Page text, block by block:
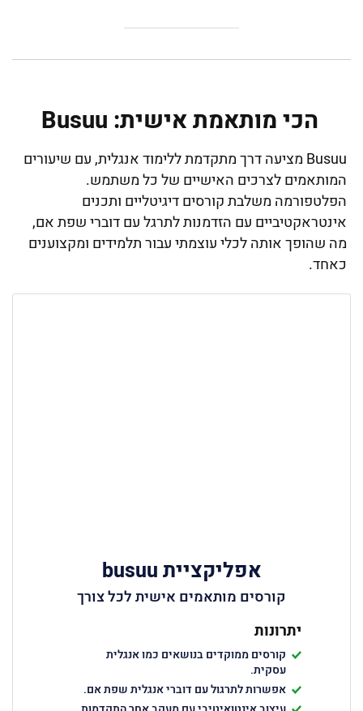
הכי מותאמת אישית: Busuu
Busuu מציעה דרך מתקדמת ללימוד אנגלית, עם שיעורים
המותאמים לצרכים האישיים של כל משתמש.
הפלטפורמה משלבת קורסים דיגיטליים ותכנים
אינטראקטיביים עם הזדמנות לתרגל עם דוברי שפת אם,
מה שהופך אותה לכלי עוצמתי עבור תלמידים ומקצוענים
כאחד.
אפליקציית busuu
קורסים מותאמים אישית לכל צורך
יתרונות
קורסים ממוקדים בנושאים כמו אנגלית
עסקית.
אפשרות לתרגול עם דוברי אנגלית שפת אם.